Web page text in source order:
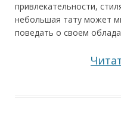
привлекательности,
небольшая тату может
поведать о своем